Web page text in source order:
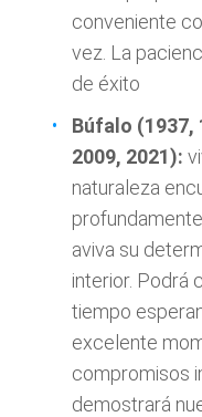
conveniente
vez. La
de éxito
Búfalo (1937,
2009, 2021):
naturaleza
aviva su
interior. Podrá
tiempo
excelente
compromisos
demostrará